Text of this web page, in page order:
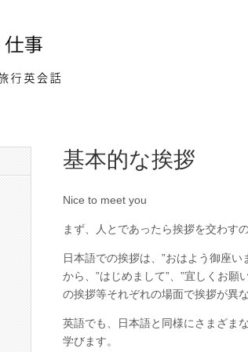
基本的な挨拶
Nice to meet you
まず、人とであったら挨拶を交わす
日本語での挨拶は、”おはよう御座い
から、”はじめまして”、”宜しくお
の挨拶等それぞれの場面で挨拶が異な
英語でも、日本語と同様にさまざま
学びます。